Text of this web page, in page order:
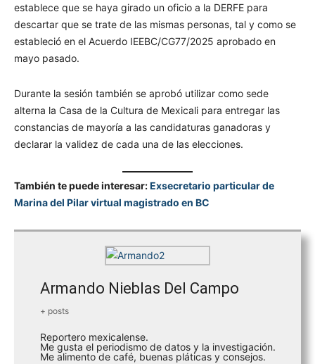
establece que se haya girado un oficio a la DERFE para
descartar que se trate de las mismas personas, tal y como se
estableció en el Acuerdo IEEBC/CG77/2025 aprobado en
mayo pasado.
Durante la sesión también se aprobó utilizar como sede
alterna la Casa de la Cultura de Mexicali para entregar las
constancias de mayoría a las candidaturas ganadoras y
declarar la validez de cada una de las elecciones.
También te puede interesar:Exsecretario particular de
Marina del Pilar virtual magistrado en BC
Armando Nieblas Del Campo
+ posts
Reportero mexicalense.
Me gusta el periodismo de datos y la investigación.
Me alimento de café, buenas pláticas y consejos.